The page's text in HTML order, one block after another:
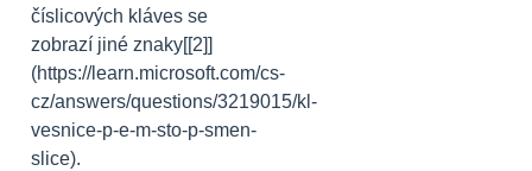
číslicových kláves se
zobrazí jiné znaky[[2]]
(https://learn.microsoft.com/cs-
cz/answers/questions/3219015/kl-
vesnice-p-e-m-sto-p-smen-
slice).